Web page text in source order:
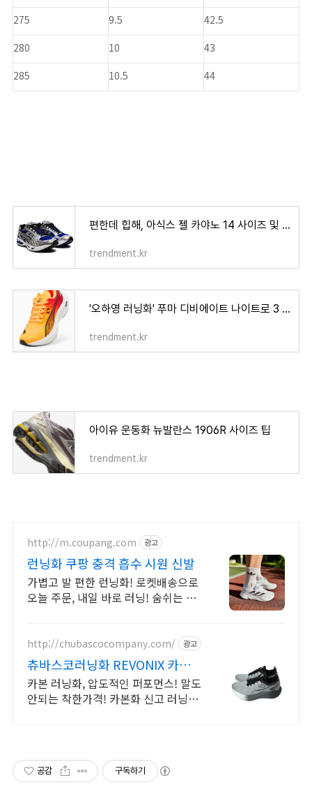
275
9.5
42.5
280
10
43
285
10.5 44
편한데 힙해, 아식스 젤 카야노 14 사이즈 및 컬러 정보
trendment.kr
'오하영 러닝화' 푸마 디비에이트 나이트로 3 PUMA Deviate NITRO 3
trendment.kr
아이유 운동화 뉴발란스 1906R 사이즈 팁
trendment.kr
http://m.coupang.com 광고
런닝화 쿠팡 충격 흡수 시원 신발
가볍고 발 편한 런닝화! 로켓배송으로
오늘 주문, 내일 바로 러닝! 숨쉬는 얇
http://chubascocompany.com/ 광고
츄바스코러닝화 REVONIX 카본
의 한계 없는 반발력
카본 러닝화, 압도적인 퍼포먼스! 말도
안되는 착한가격! 카본화 신고 러닝 시
공감 구독하기